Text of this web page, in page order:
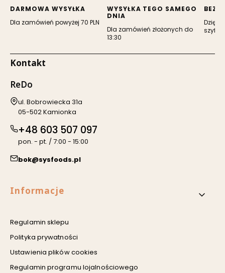
DARMOWA WYSYŁKA
Dla zamówień powyżej 70 PLN
WYSYŁKA TEGO SAMEGO
DNIA
Dla zamówień złożonych do
13:30
Dzięki
Kontakt
ReDo
Adres:
ul. Bobrowiecka 31a
05-502 Kamionka
+48 603 507 097
pon. - pt. / 7:00 - 15:00
bok@sysfoods.pl
Linki w stopce
Informacje
Regulamin sklepu
Polityka prywatności
Ustawienia plików cookies
Regulamin programu lojalnościowego